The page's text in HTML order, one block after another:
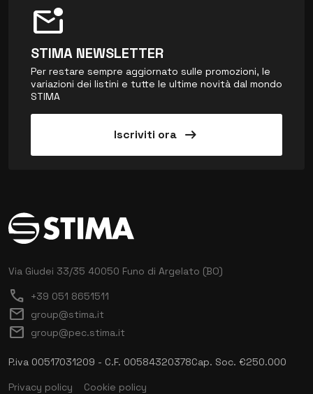
mark_email_unread
STIMA NEWSLETTER
Per restare sempre aggiornato sulle promozioni, le
variazioni dei listini e tutte le ultime novità dal mondo
STIMA
Iscriviti ora arrow_right_alt
Via Giudei 33/35 40050 Funo di Argelato (BO)
call +39 051 8651511
mail group@stima.it
mail group@pec.stima.it
P.iva 00517031209 - C.F. 00584320378Cap. Soc. €250.000
Privacy policy
Cookie policy